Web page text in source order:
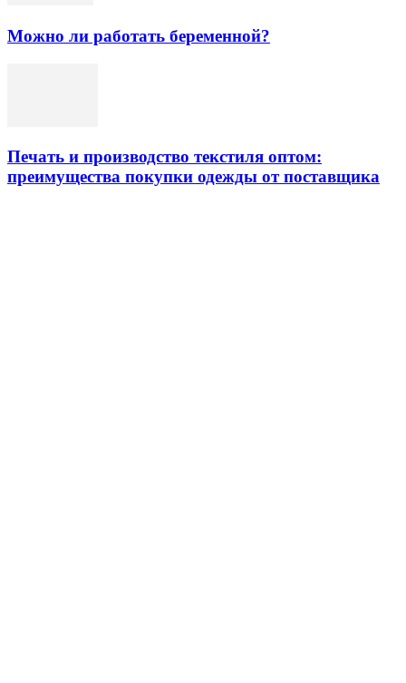
Можно ли работать беременной?
Печать и производство текстиля оптом:
преимущества покупки одежды от поставщика